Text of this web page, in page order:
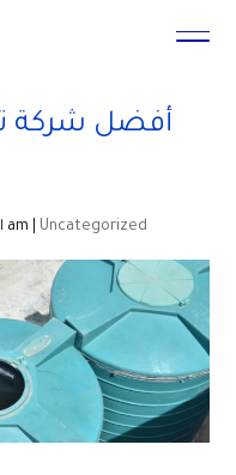
أفضل شركة
| Mon Oct 2020 الساعة 8:20 am | Uncategorized